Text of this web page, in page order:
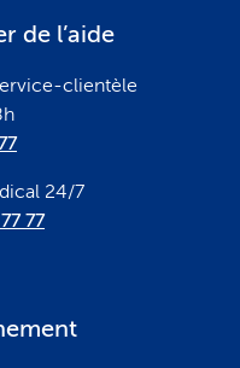
de l’aide
clientèle
24/7
77